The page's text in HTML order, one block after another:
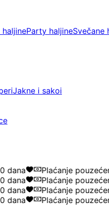
haljineParty haljineSvečane
Jakne i sakoi
Plaćanje pouzećem
Plaćanje pouzećem
Plaćanje pouzećem
Plaćanje pouzećem